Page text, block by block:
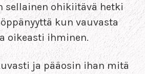
sellainen ohikiitävä hetki
kun vauvasta
oikeasti ihminen.
ja pääosin ihan mitä